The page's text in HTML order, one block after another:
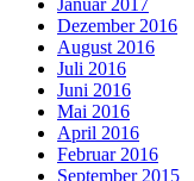
Januar 2017
Dezember 2016
August 2016
Juli 2016
Juni 2016
Mai 2016
April 2016
Februar 2016
September 2015